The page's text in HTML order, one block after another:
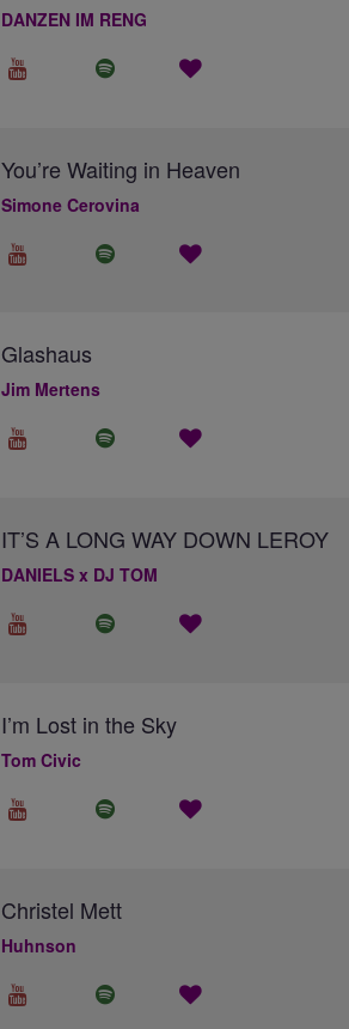
DANZEN IM RENG
You’re Waiting in Heaven
Simone Cerovina
Glashaus
Jim Mertens
IT’S A LONG WAY DOWN LEROY
DANIELS x DJ TOM
I’m Lost in the Sky
Tom Civic
Christel Mett
Huhnson